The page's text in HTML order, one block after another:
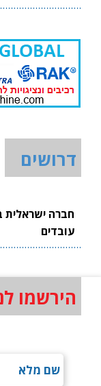
דרושים
חברה ישראלית
עובדים
הירשמו